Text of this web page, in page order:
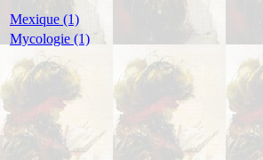
Mexique (1)
Mycologie (1)